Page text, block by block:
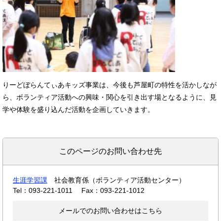
りーどぼらんてぃあキッズ事業は、今後も芦屋町の特性を活かしなが
ら、ボランティア活動への興味・関心を引き出す場となるように、見
学や体験を盛り込んだ活動を企画していきます。​​
このページのお問い合わせ先
生涯学習課
社会教育係（ボランティア活動センター）
Tel：093-221-1011
Fax：093-221-1012
メールでのお問い合わせはこちら